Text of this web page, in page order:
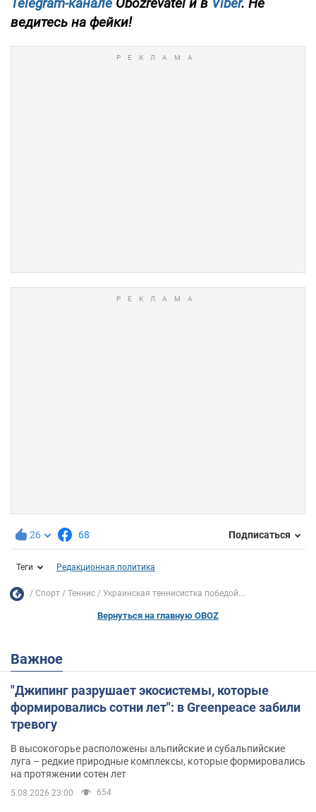
ведитесь на фейки!
26 68 Подписаться
Теги Редакционная политика
Спорт Теннис Украинская теннисистка победой...
Вернуться на главную OBOZ
Важное
"Джипинг разрушает экосистемы, которые
формировались сотни лет": в Greenpeace забили
тревогу
В высокогорье расположены альпийские и субальпийские
луга – редкие природные комплексы, которые формировались
на протяжении сотен лет
5.08.2026 23:00 654